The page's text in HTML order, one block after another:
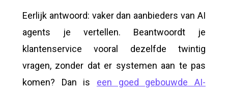
Eerlijk antwoord: vaker dan aanbieders van AI
agents je vertellen. Beantwoordt je
klantenservice vooral dezelfde twintig
vragen, zonder dat er systemen aan te pas
komen? Dan is een goed gebouwde AI-